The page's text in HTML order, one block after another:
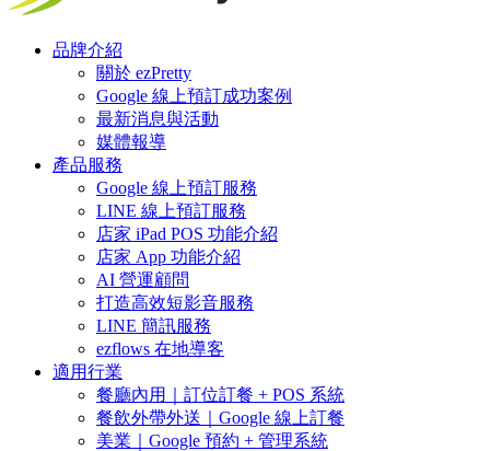
品牌介紹
關於 ezPretty
Google 線上預訂成功案例
最新消息與活動
媒體報導
產品服務
Google 線上預訂服務
LINE 線上預訂服務
店家 iPad POS 功能介紹
店家 App 功能介紹
AI 營運顧問
打造高效短影音服務
LINE 簡訊服務
ezflows 在地導客
適用行業
餐廳內用｜訂位訂餐 + POS 系統
餐飲外帶外送｜Google 線上訂餐
美業｜Google 預約 + 管理系統